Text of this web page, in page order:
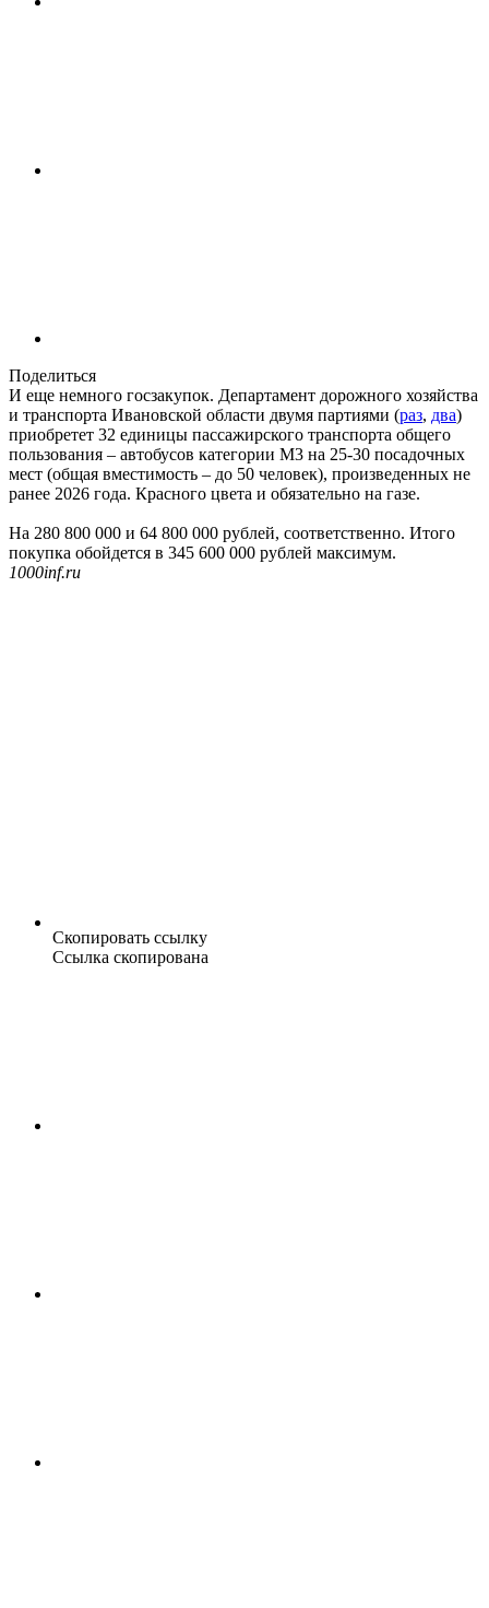
Поделиться
И еще немного госзакупок. Департамент дорожного хозяйства
и транспорта Ивановской области двумя партиями (раз, два)
приобретет 32 единицы пассажирского транспорта общего
пользования – автобусов категории М3 на 25-30 посадочных
мест (общая вместимость – до 50 человек), произведенных не
ранее 2026 года. Красного цвета и обязательно на газе.
На 280 800 000 и 64 800 000 рублей, соответственно. Итого
покупка обойдется в 345 600 000 рублей максимум.
1000inf.ru
Скопировать ссылку
Ссылка скопирована